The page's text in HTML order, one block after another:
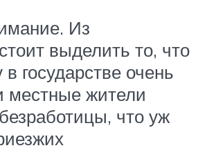
Из
выделить то, что
государстве очень
местные жители
что уж